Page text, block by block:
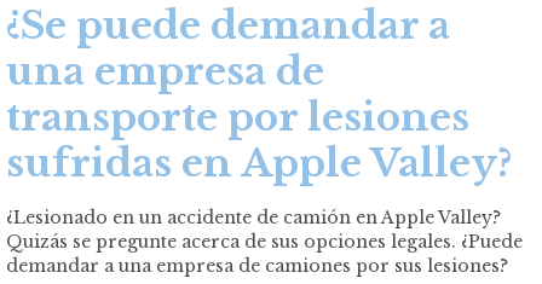
¿Se puede demandar a
una empresa de
transporte por lesiones
sufridas en Apple Valley?
¿Lesionado en un accidente de camión en Apple Valley?
Quizás se pregunte acerca de sus opciones legales. ¿Puede
demandar a una empresa de camiones por sus lesiones?